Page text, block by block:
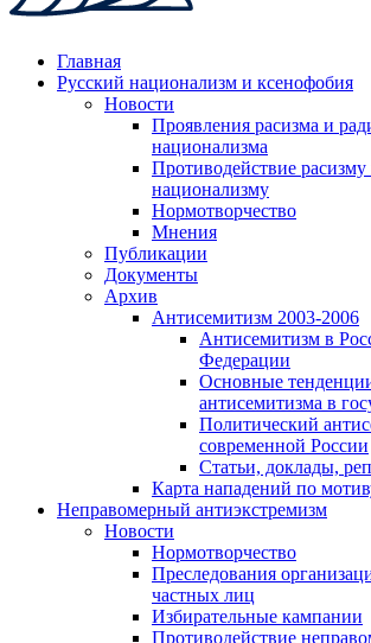
Главная
Русский национализм и ксенофобия
Новости
Проявления расизма и
национализма
Противодействие
национализму
Нормотворчество
Мнения
Публикации
Документы
Архив
Антисемитизм 2003-2006
Антисемитизм в
Федерации
Основные
антисемитизма в
Политический
современной России
Статьи, доклады,
Карта нападений по
Неправомерный антиэкстремизм
Новости
Нормотворчество
Преследования
частных лиц
Избирательные кампании
Противодействие